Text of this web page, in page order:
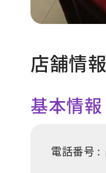
店舗情報
基本情報
電話番号 :